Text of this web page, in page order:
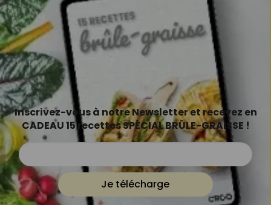
Inscrivez-vous à notre Newsletter et recevez en
CADEAU 15 recettes SPÉCIAL BRÛLE-GRAISSE !
Je télécharge